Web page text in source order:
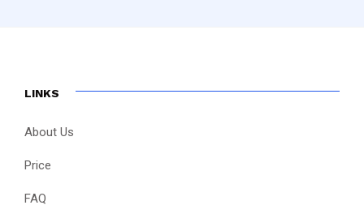
LINKS
About Us
Price
FAQ